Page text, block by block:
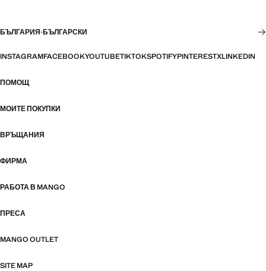
БЪЛГАРИЯ·БЪЛГАРСКИ
INSTAGRAMFACEBOOKYOUTUBETIKTOKSPOTIFYPINTERESTXLINKEDIN
ПОМОЩ
МОИТЕ ПОКУПКИ
ВРЪЩАНИЯ
ФИРМА
РАБОТА В MANGO
ПРЕСА
MANGO OUTLET
SITE MAP